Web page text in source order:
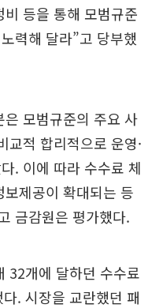
등을 통해 모범규준
력해 달라”고 당부했
모범규준의 주요 사
교적 합리적으로 운영·
. 이에 따라 수수료 체
제공이 확대되는 등
금감원은 평가했다.
32개에 달하던 수수료
. 시장을 교란했던 패